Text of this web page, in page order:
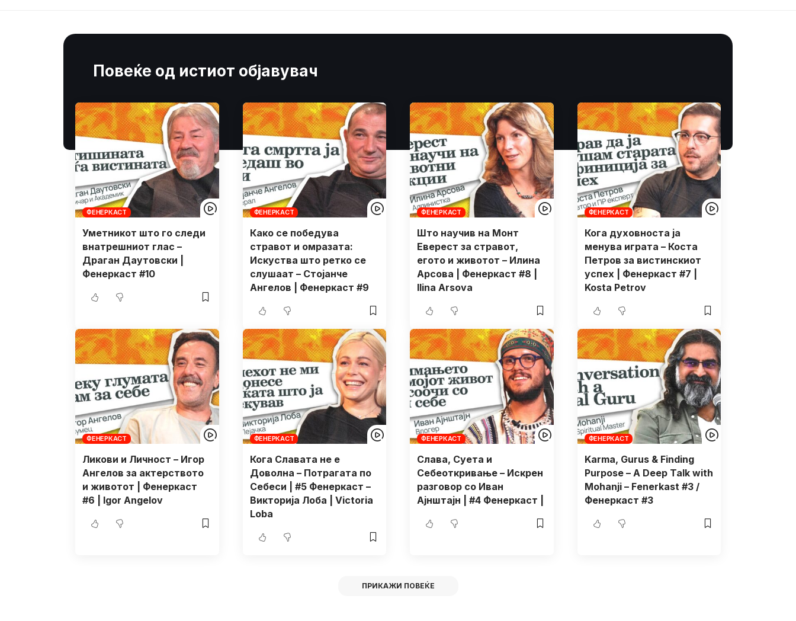
Повеќе од истиот објавувач
ФЕНЕРКАСТ
Уметникот што го следи
внатрешниот глас –
Драган Даутовски |
Фенеркаст #10
ФЕНЕРКАСТ
Како се победува
стравот и омразата:
Искуства што ретко се
слушаат – Стојанче
Ангелов | Фенеркаст #9
ФЕНЕРКАСТ
Што научив на Монт
Еверест за стравот,
егото и животот – Илина
Арсова | Фенеркаст #8 |
Ilina Arsova
ФЕНЕРКАСТ
Кога духовноста ја
менува играта – Коста
Петров за вистинскиот
успех | Фенеркаст #7 |
Kosta Petrov
ФЕНЕРКАСТ
Ликови и Личност – Игор
Ангелов за актерството
и животот | Фенеркаст
#6 | Igor Angelov
ФЕНЕРКАСТ
Кога Славата не е
Доволна – Потрагата по
Себеси | #5 Фенеркаст –
Викторија Лоба | Victoria
Loba
ФЕНЕРКАСТ
Слава, Суета и
Себеоткривање – Искрен
разговор со Иван
Ајнштајн | #4 Фенеркаст |
ФЕНЕРКАСТ
Karma, Gurus & Finding
Purpose – A Deep Talk with
Mohanji – Fenerkast #3 /
Фенеркаст #3
ПРИКАЖИ ПОВЕЌЕ